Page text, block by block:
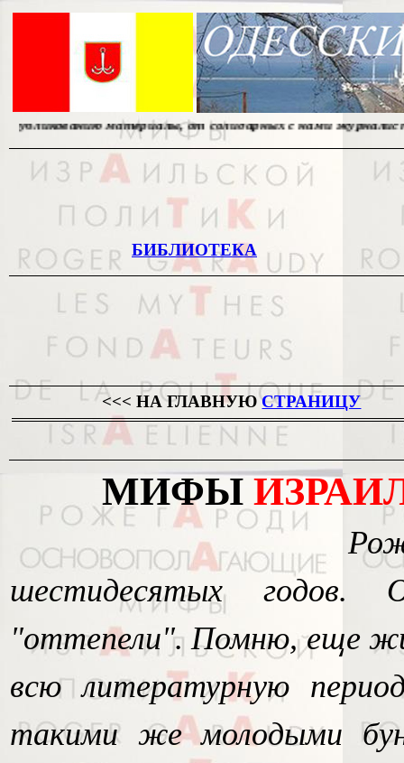
от солидарных с нами журналистов. Наш
БИБЛИОТЕКА
<<< НА ГЛАВНУЮСТРАНИЦУ
МИФЫ
шестидесятых годов.
"оттепели". Помню, еще
всю литературную
такими же молодыми